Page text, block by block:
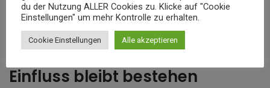
Investments reich wurden.
Thomas Bschers Vermögen:
Einfluss bleibt bestehen
du der Nutzung ALLER Cookies zu. Klicke auf "Cookie
Einstellungen" um mehr Kontrolle zu erhalten.
Cookie Einstellungen Alle akzeptieren